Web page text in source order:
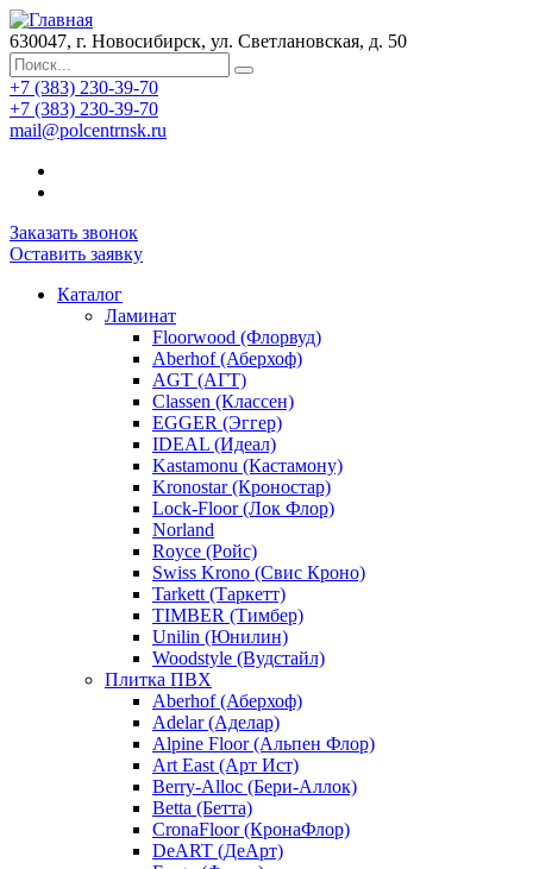
630047, г. Новосибирск, ул. Светлановская, д. 50
+7 (383) 230-39-70
+7 (383) 230-39-70
mail@polcentrnsk.ru
Заказать звонок
Оставить заявку
Каталог
Ламинат
Floorwood (Флорвуд)
Aberhof (Аберхоф)
AGT (АГТ)
Classen (Классен)
EGGER (Эггер)
IDEAL (Идеал)
Kastamonu (Кастамону)
Kronostar (Кроностар)
Lock-Floor (Лок Флор)
Norland
Royce (Ройс)
Swiss Krono (Свис Кроно)
Tarkett (Таркетт)
TIMBER (Тимбер)
Unilin (Юнилин)
Woodstyle (Вудстайл)
Плитка ПВХ
Aberhof (Аберхоф)
Adelar (Аделар)
Alpine Floor (Альпен Флор)
Art East (Арт Ист)
Berry-Alloc (Бери-Аллок)
Betta (Бетта)
CronaFloor (КронаФлор)
DeART (ДеАрт)